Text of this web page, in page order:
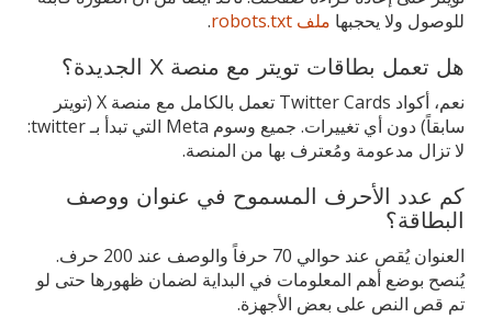
للوصول ولا يحجبها ملف robots.txt
.
هل تعمل بطاقات تويتر مع منصة X الجديدة؟
نعم، أكواد Twitter Cards تعمل بالكامل مع منصة X (تويتر
سابقاً) دون أي تغييرات. جميع وسوم Meta التي تبدأ بـ twitter:
لا تزال مدعومة ومُعترف بها من المنصة.
كم عدد الأحرف المسموح في عنوان ووصف
البطاقة؟
العنوان يُقص عند حوالي 70 حرفاً والوصف عند 200 حرف.
يُنصح بوضع أهم المعلومات في البداية لضمان ظهورها حتى لو
تم قص النص على بعض الأجهزة.